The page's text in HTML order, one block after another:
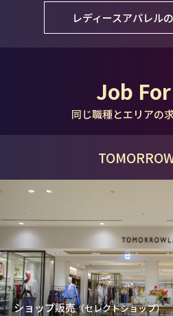
レディースアパレル
Job
同じ職種とエリアの
ショップ販売（セレクトショップ）